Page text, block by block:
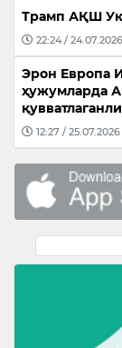
Трамп АҚШ
22:24 / 24.07.2026
Эрон Европа
ҳужумларда
12:27 / 25.07.2026